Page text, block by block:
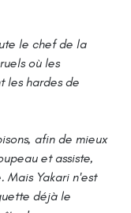
le chef de la
où les
les hardes de
afin de mieux
et assiste,
Mais Yakari n'est
déjà le